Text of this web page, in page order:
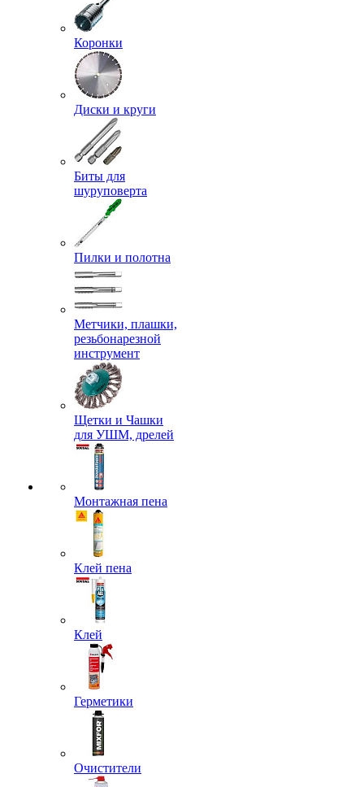
Коронки
Диски и круги
Биты для
шуруповерта
Пилки и полотна
Метчики, плашки,
резьбонарезной
инструмент
Щетки и Чашки
для УШМ, дрелей
Монтажная пена
Клей пена
Клей
Герметики
Очистители